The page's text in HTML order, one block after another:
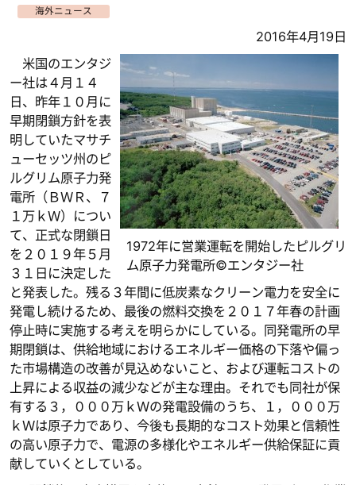
海外ニュース
2016年4月19日
1972年に営業運転を開始したピルグリ
ム原子力発電所©エンタジー社
米国のエンタジ
ー社は４月１４
日、昨年１０月に
早期閉鎖方針を表
明していたマサチ
ューセッツ州のピ
ルグリム原子力発
電所（ＢＷＲ、７
１万ｋＷ）につい
て、正式な閉鎖日
を２０１９年５月
３１日に決定した
と発表した。残る３年間に低炭素なクリーン電力を安全に
発電し続けるため、最後の燃料交換を２０１７年春の計画
停止時に実施する考えを明らかにしている。同発電所の早
期閉鎖は、供給地域におけるエネルギー価格の下落や偏っ
た市場構造の改善が見込めないこと、および運転コストの
上昇による収益の減少などが主な理由。それでも同社が保
有する３，０００万ｋＷの発電設備のうち、１，０００万
ｋＷは原子力であり、今後も長期的なコスト効果と信頼性
の高い原子力で、電源の多様化やエネルギー供給保証に貢
献していくとしている。